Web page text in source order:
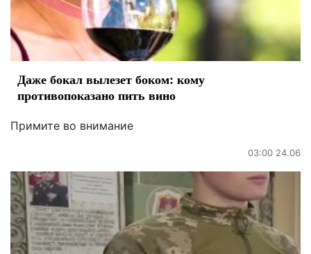
Даже бокал вылезет боком: кому
противопоказано пить вино
Примите во внимание
03:00 24.06